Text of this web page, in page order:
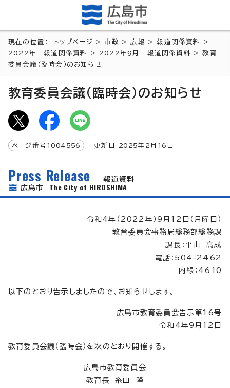
現在の位置： トップページ >市政 >広報 >報道関係資料
>
2022年 報道関係資料
> 2022年9月 報道関係資料
> 教育
委員会議（臨時会）のお知らせ
教育委員会議（臨時会）のお知らせ
ページ番号 1004556 更新日 2025年2月 16 日
Press Release
報道資料
広島市 The City of HIROSHIMA
令和4年（2022年）9月12日（月曜日）
教育委員会事務局総務部総務課
課長：平山 高成
電話：504-2462
内線：4610
以下のとおり告示しましたので、お知らせします。
広島市教育委員会告示第16号
令和4年9月12日
教育委員会議（臨時会）を次のとおり開催する。
広島市教育委員会
教育長 糸山 隆